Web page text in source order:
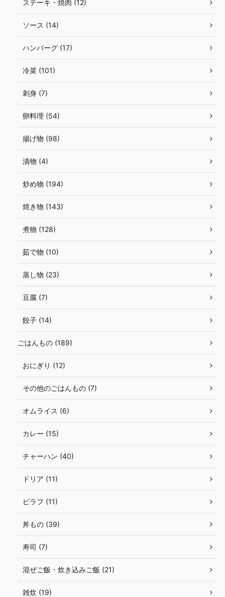
ステーキ・焼肉 (12)
ソース (14)
ハンバーグ (17)
冷菜 (101)
刺身 (7)
卵料理 (54)
揚げ物 (98)
漬物 (4)
炒め物 (194)
焼き物 (143)
煮物 (128)
茹で物 (10)
蒸し物 (23)
豆腐 (7)
餃子 (14)
ごはんもの (189)
おにぎり (12)
その他のごはんもの (7)
オムライス (6)
カレー (15)
チャーハン (40)
ドリア (11)
ピラフ (11)
丼もの (39)
寿司 (7)
混ぜご飯・炊き込みご飯 (21)
雑炊 (19)